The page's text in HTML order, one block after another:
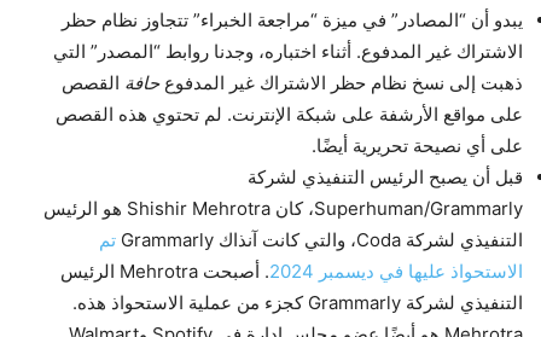
يبدو أن “المصادر” في ميزة “مراجعة الخبراء” تتجاوز نظام حظر
الاشتراك غير المدفوع. أثناء اختباره، وجدنا روابط “المصدر” التي
ذهبت إلى نسخ نظام حظر الاشتراك غير المدفوعحافة القصص
على مواقع الأرشفة على شبكة الإنترنت. لم تحتوي هذه القصص
على أي نصيحة تحريرية أيضًا.
قبل أن يصبح الرئيس التنفيذي لشركة
Superhuman/Grammarly، كان Shishir Mehrotra هو الرئيس
التنفيذي لشركة Coda، والتي كانت آنذاك Grammarly
تم
الاستحواذ عليها في ديسمبر 2024
. أصبحت Mehrotra الرئيس
التنفيذي لشركة Grammarly كجزء من عملية الاستحواذ هذه.